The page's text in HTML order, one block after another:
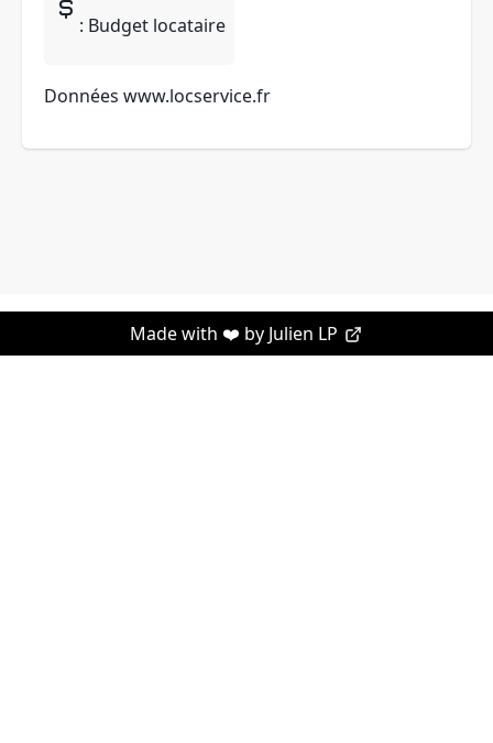
: Budget locataire
Données www.locservice.fr
Made with ❤️ by Julien LP